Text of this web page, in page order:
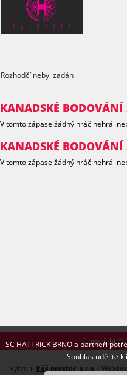
SC HATTRICK BRNO a partneři
Souhlas udělíte
Rozhodčí nebyl zadán
KANADSKÉ BODOVÁNÍ
V tomto zápase žádný hráč nehrál
KANADSKÉ BODOVÁNÍ
V tomto zápase žádný hráč nehrál
Copyright ©
Vytvořil Váš prostor, s.r.o |